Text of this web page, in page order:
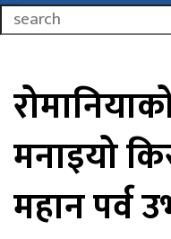
मनाइयो
महान पर्व